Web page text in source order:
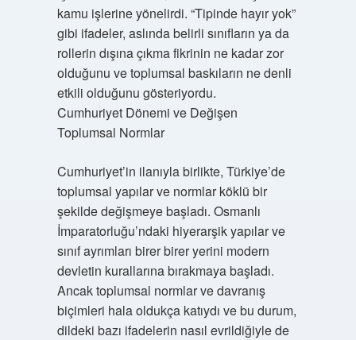
kamu işlerine yönelirdi. “Tipinde hayır yok”
gibi ifadeler, aslında belirli sınıfların ya da
rollerin dışına çıkma fikrinin ne kadar zor
olduğunu ve toplumsal baskıların ne denli
etkili olduğunu gösteriyordu.
Cumhuriyet Dönemi ve Değişen
Toplumsal Normlar
Cumhuriyet’in ilanıyla birlikte, Türkiye’de
toplumsal yapılar ve normlar köklü bir
şekilde değişmeye başladı. Osmanlı
İmparatorluğu’ndaki hiyerarşik yapılar ve
sınıf ayrımları birer birer yerini modern
devletin kurallarına bırakmaya başladı.
Ancak toplumsal normlar ve davranış
biçimleri hala oldukça katıydı ve bu durum,
dildeki bazı ifadelerin nasıl evrildiğiyle de